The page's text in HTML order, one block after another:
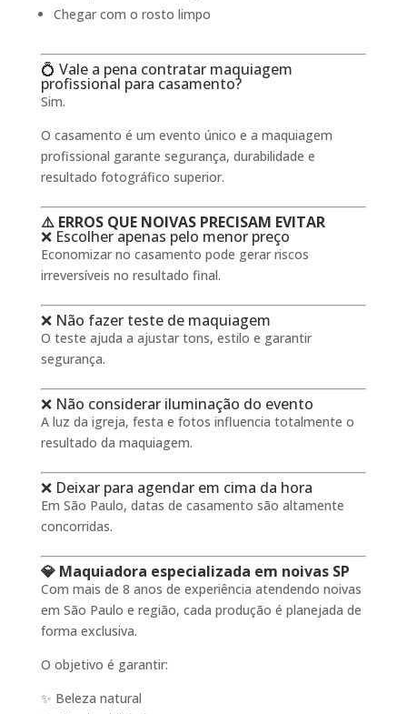
Chegar com o rosto limpo
💍 Vale a pena contratar maquiagem
profissional para casamento?
Sim.
O casamento é um evento único e a maquiagem
profissional garante segurança, durabilidade e
resultado fotográfico superior.
⚠️ ERROS QUE NOIVAS PRECISAM EVITAR
❌ Escolher apenas pelo menor preço
Economizar no casamento pode gerar riscos
irreversíveis no resultado final.
❌ Não fazer teste de maquiagem
O teste ajuda a ajustar tons, estilo e garantir
segurança.
❌ Não considerar iluminação do evento
A luz da igreja, festa e fotos influencia totalmente o
resultado da maquiagem.
❌ Deixar para agendar em cima da hora
Em São Paulo, datas de casamento são altamente
concorridas.
💎 Maquiadora especializada em noivas SP
Com mais de 8 anos de experiência atendendo noivas
em São Paulo e região, cada produção é planejada de
forma exclusiva.
O objetivo é garantir:
✨ Beleza natural